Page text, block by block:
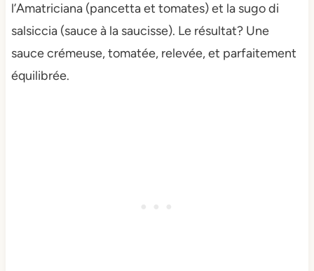
l’Amatriciana (pancetta et tomates) et la sugo di
salsiccia (sauce à la saucisse). Le résultat? Une
sauce crémeuse, tomatée, relevée, et parfaitement
équilibrée.